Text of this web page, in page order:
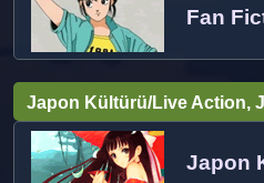
Fan
Japon Kültürü/Live Action,
Japon